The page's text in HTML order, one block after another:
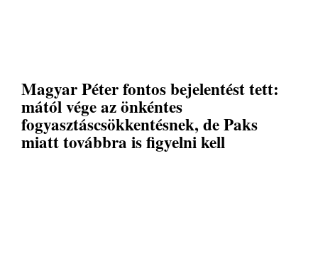
Magyar Péter fontos bejelentést tett:
mától vége az önkéntes
fogyasztáscsökkentésnek, de Paks
miatt továbbra is figyelni kell